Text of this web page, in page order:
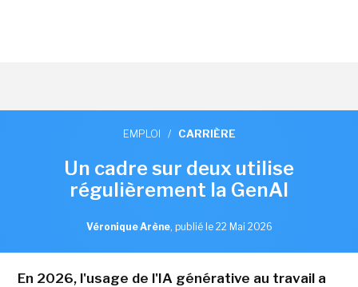
EMPLOI / CARRIÈRE
Un cadre sur deux utilise
régulièrement la GenAI
Véronique Arène, publié le 22 Mai 2026
En 2026, l'usage de l'IA générative au travail a